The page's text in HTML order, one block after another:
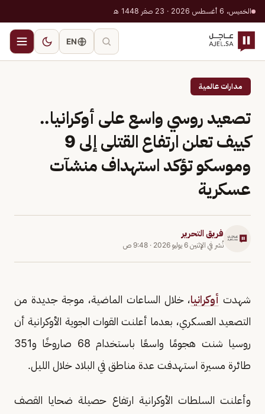
الخميس، 6 أغسطس 2026 · 23 صفر 1448 هـ
EN
مدارات عالمية
تصعيد روسي واسع على أوكرانيا..
كييف تعلن ارتفاع القتلى إلى 9
وموسكو تؤكد استهداف منشآت
عسكرية
فريق التحرير
نُشر في الإثنين 6 يوليو 2026 · 9:48 ص
شهدت أوكرانيا، خلال الساعات الماضية، موجة جديدة من
التصعيد العسكري، بعدما أعلنت القوات الجوية الأوكرانية أن
روسيا شنت هجومًا واسعًا باستخدام 68 صاروخًا و351
طائرة مسيرة استهدفت عدة مناطق في البلاد خلال الليل.
وأعلنت السلطات الأوكرانية ارتفاع حصيلة ضحايا القصف